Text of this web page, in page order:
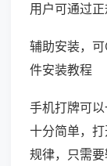
用户可通过正
辅助安装，
件安装教程
手机打牌可
十分简单，
规律，只需